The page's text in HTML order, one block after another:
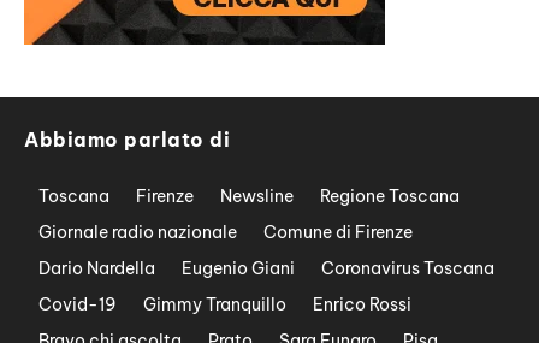
Abbiamo parlato di
Toscana Firenze Newsline
Regione Toscana
Giornale radio nazionale
Comune di Firenze
Dario Nardella
Eugenio Giani
Coronavirus Toscana
Covid-19
Gimmy Tranquillo
Enrico Rossi